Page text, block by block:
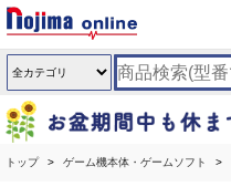
トップ ゲーム機本体・ゲームソフト